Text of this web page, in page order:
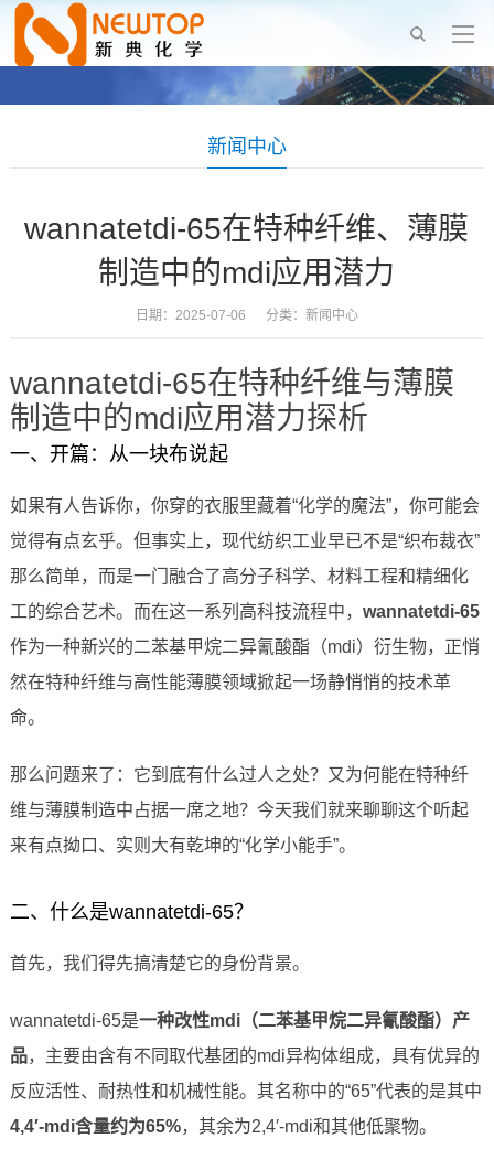
新闻中心
wannatetdi-65在特种纤维、薄膜
制造中的mdi应用潜力
日期：2025-07-06 分类： 新闻中心
wannatetdi-65在特种纤维与薄膜
制造中的mdi应用潜力探析
一、开篇：从一块布说起
如果有人告诉你，你穿的衣服里藏着“化学的魔法”，你可能会
觉得有点玄乎。但事实上，现代纺织工业早已不是“织布裁衣”
那么简单，而是一门融合了高分子科学、材料工程和精细化
工的综合艺术。而在这一系列高科技流程中， wannatetdi-65
作为一种新兴的二苯基甲烷二异氰酸酯（mdi）衍生物，正悄
然在特种纤维与高性能薄膜领域掀起一场静悄悄的技术革
命。
那么问题来了：它到底有什么过人之处？又为何能在特种纤
维与薄膜制造中占据一席之地？今天我们就来聊聊这个听起
来有点拗口、实则大有乾坤的“化学小能手”。
二、什么是wannatetdi-65？
首先，我们得先搞清楚它的身份背景。
wannatetdi-65是一种改性mdi（二苯基甲烷二异氰酸酯）产
品，主要由含有不同取代基团的mdi异构体组成，具有优异的
反应活性、耐热性和机械性能。其名称中的“65”代表的是其中
4,4′-mdi含量约为65%，其余为2,4′-mdi和其他低聚物。